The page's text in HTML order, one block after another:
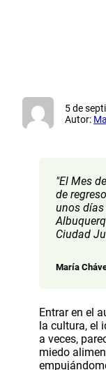
5 de
Autor:
"El Mes
de
unos días
Ciudad
María
Entrar en el
la cultura, el
a veces,
miedo